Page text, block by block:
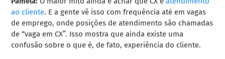
ao cliente. E a gente vê isso com frequência até em vagas
de emprego, onde posições de atendimento são chamadas
de “vaga em CX”. Isso mostra que ainda existe uma
confusão sobre o que é, de fato, experiência do cliente.